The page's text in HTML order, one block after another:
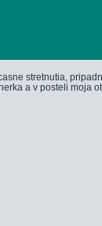
stretnutia,
a v posteli moja